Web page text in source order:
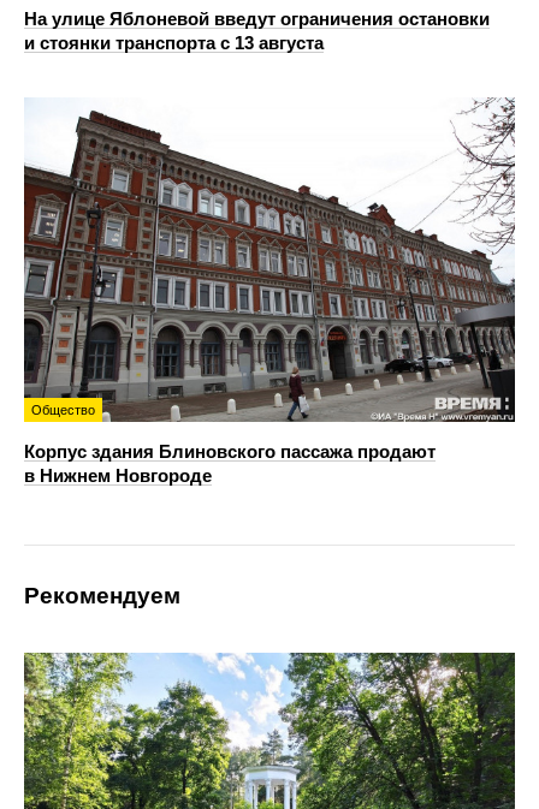
На улице Яблоневой введут ограничения остановки
и стоянки транспорта с 13 августа
Общество
Корпус здания Блиновского пассажа продают
в Нижнем Новгороде
Рекомендуем